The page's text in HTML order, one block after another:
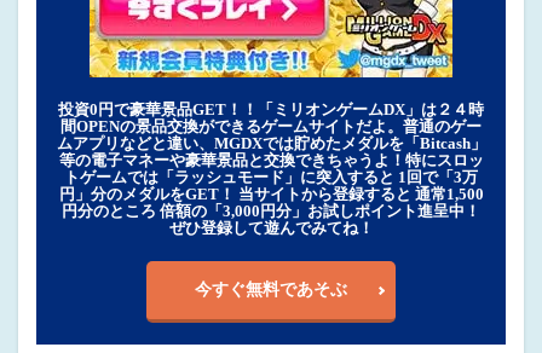
投資0円で豪華景品GET！！「ミリオンゲームDX」は２４時
間OPENの景品交換ができるゲームサイトだよ。普通のゲー
ムアプリなどと違い、MGDXでは貯めたメダルを「Bitcash」
等の電子マネーや豪華景品と交換できちゃうよ！特にスロッ
トゲームでは「ラッシュモード」に突入すると 1回で「3万
円」分のメダルをGET！ 当サイトから登録すると 通常1,500
円分のところ 倍額の「3,000円分」お試しポイント進呈中！
ぜひ登録して遊んでみてね！
今すぐ無料であそぶ